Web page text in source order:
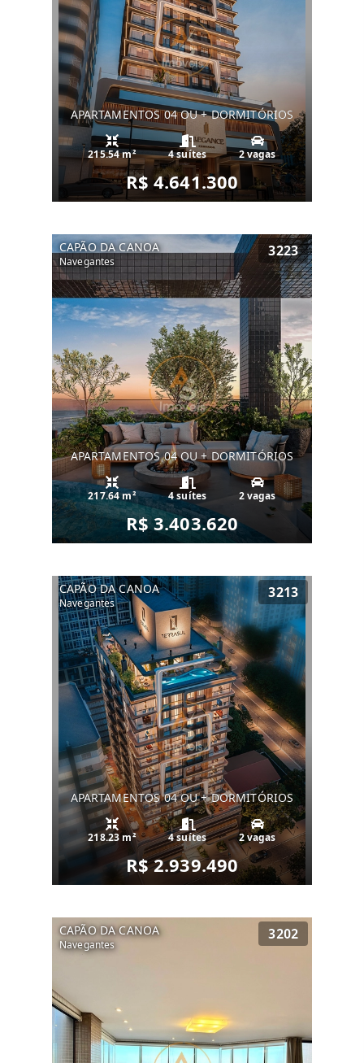
APARTAMENTOS 04 OU + DORMITÓRIOS
215.54 m² 4 suítes 2 vagas
R$ 4.641.300
CAPÃO DA CANOA
Navegantes
3223
APARTAMENTOS 04 OU + DORMITÓRIOS
217.64 m² 4 suítes 2 vagas
R$ 3.403.620
CAPÃO DA CANOA
Navegantes
3213
APARTAMENTOS 04 OU + DORMITÓRIOS
218.23 m² 4 suítes 2 vagas
R$ 2.939.490
CAPÃO DA CANOA
Navegantes
3202